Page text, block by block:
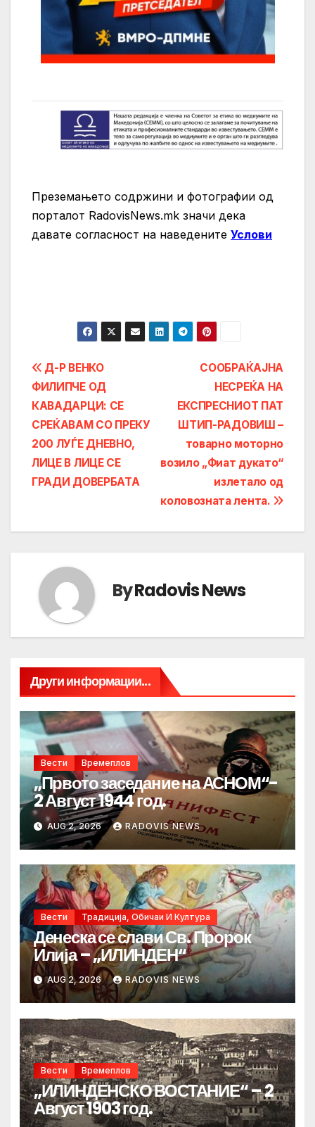
Преземањето содржини и фотографии од
порталот RadovisNews.mk значи дека
давате согласност на нaведените Услови
Post
navigation
СООБРАЌАЈНА
НЕСРЕЌА НА
ЕКСПРЕСНИОТ ПАТ
ШТИП-РАДОВИШ –
товарно моторно
возило „Фиат дукато“
излетало од
коловозната лента.
Д-Р ВЕНКО
ФИЛИПЧЕ ОД
КАВАДАРЦИ: СЕ
СРЕЌАВАМ СО ПРЕКУ
200 ЛУЃЕ ДНЕВНО,
ЛИЦЕ В ЛИЦЕ СЕ
ГРАДИ ДОВЕРБАТА
ByRadovis News
Други информации...
Вести Времеплов
„Првото заседание на АСНОМ“-
2 Август 1944 год.
AUG 2, 2026 RADOVIS NEWS
Вести Традиција, Обичаи И Култура
Денеска се слави Св. Пророк
Илија – „ИЛИНДЕН“
AUG 2, 2026 RADOVIS NEWS
Вести Времеплов
„ИЛИНДЕНСКО ВОСТАНИЕ“ – 2
Август 1903 год.